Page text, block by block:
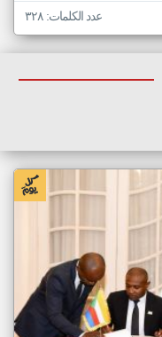
عدد الكلمات: ٣٢٨